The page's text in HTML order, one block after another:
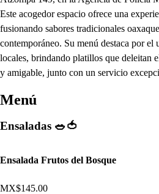
Este acogedor espacio ofrece una
fusionando sabores tradicionales
contemporáneo. Su menú destaca por el
locales, brindando platillos que deleitan
y amigable, junto con un servicio
Menú
Ensaladas 🥗🍅
Ensalada Frutos del Bosque
MX$145.00